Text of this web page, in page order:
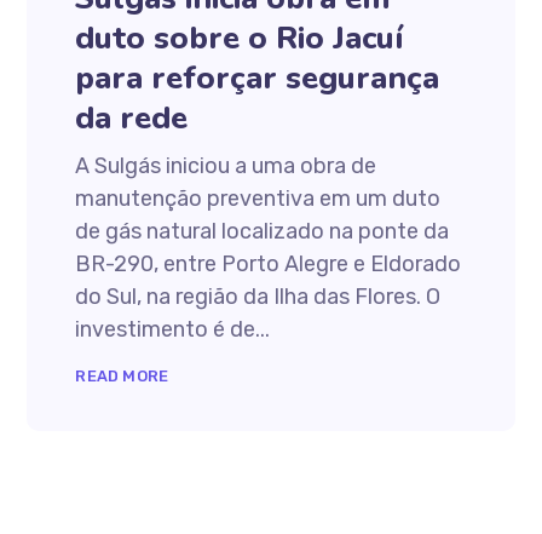
duto sobre o Rio Jacuí
para reforçar segurança
da rede
A Sulgás iniciou a uma obra de
manutenção preventiva em um duto
de gás natural localizado na ponte da
BR-290, entre Porto Alegre e Eldorado
do Sul, na região da Ilha das Flores. O
investimento é de...
READ MORE